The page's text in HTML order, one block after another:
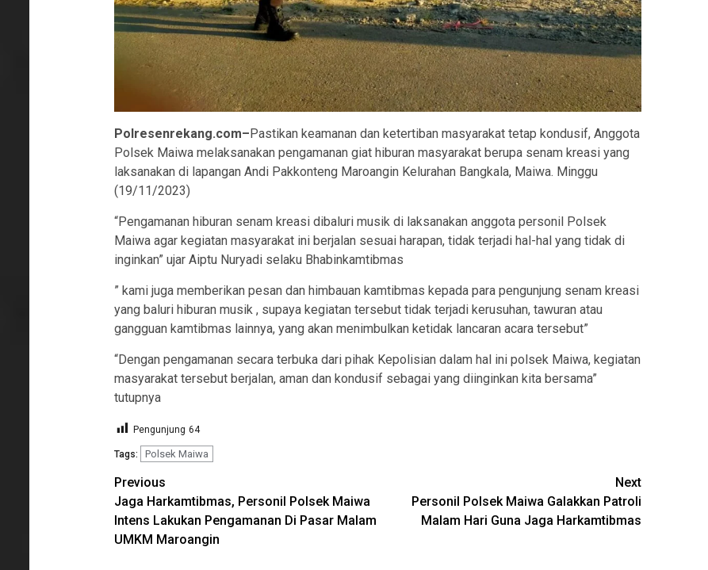
Polresenrekang.com– Pastikan keamanan dan ketertiban masyarakat tetap kondusif, Anggota
Polsek Maiwa melaksanakan pengamanan giat hiburan masyarakat berupa senam kreasi yang
laksanakan di lapangan Andi Pakkonteng Maroangin Kelurahan Bangkala, Maiwa. Minggu
(19/11/2023)
“Pengamanan hiburan senam kreasi dibaluri musik di laksanakan anggota personil Polsek
Maiwa agar kegiatan masyarakat ini berjalan sesuai harapan, tidak terjadi hal-hal yang tidak di
inginkan” ujar Aiptu Nuryadi selaku Bhabinkamtibmas
” kami juga memberikan pesan dan himbauan kamtibmas kepada para pengunjung senam kreasi
yang baluri hiburan musik , supaya kegiatan tersebut tidak terjadi kerusuhan, tawuran atau
gangguan kamtibmas lainnya, yang akan menimbulkan ketidak lancaran acara tersebut”
“Dengan pengamanan secara terbuka dari pihak Kepolisian dalam hal ini polsek Maiwa, kegiatan
masyarakat tersebut berjalan, aman dan kondusif sebagai yang diinginkan kita bersama”
tutupnya
Pengunjung 64
Tags: Polsek Maiwa
Continue
Reading
Previous
Jaga Harkamtibmas, Personil Polsek Maiwa
Intens Lakukan Pengamanan Di Pasar Malam
UMKM Maroangin
Next
Personil Polsek Maiwa Galakkan Patroli
Malam Hari Guna Jaga Harkamtibmas